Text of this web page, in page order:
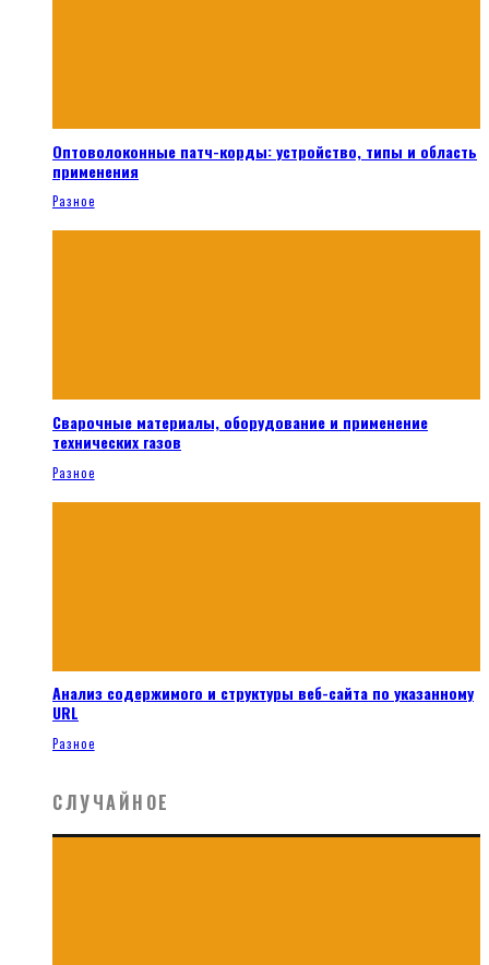
Оптоволоконные патч-корды: устройство, типы и область
применения
Разное
Сварочные материалы, оборудование и применение
технических газов
Разное
Анализ содержимого и структуры веб-сайта по указанному
URL
Разное
СЛУЧАЙНОЕ